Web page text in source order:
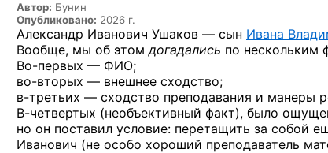
Автор: Бунин
Опубликовано: 2026 г.
Александр Иванович Ушаков — сын Ивана
Вообще, мы об этомдогадались по нескольким
Во-первых — ФИО;
во-вторых — внешнее сходство;
в-третьих — сходство преподавания и манеры
В-четвертых (необъективный факт), было
но он поставил условие: перетащить за собой
Иванович (не особо хороший преподаватель